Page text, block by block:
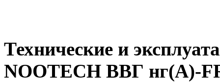
Технические и
NOOTECH ВВГ нг(А)-